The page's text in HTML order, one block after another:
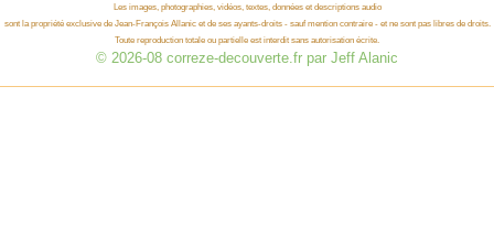
Les images, photographies, vidéos, textes, données et descriptions audio
sont la propriété exclusive de Jean-François Allanic et de ses ayants-droits - sauf mention contraire - et ne sont pas libres de droits.
Toute reproduction totale ou partielle est interdit sans autorisation écrite.
© 2026-08 correze-decouverte.fr par Jeff Alanic